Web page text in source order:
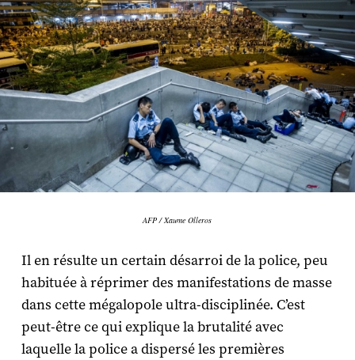
AFP / Xaume Olleros
Il en résulte un certain désarroi de la police, peu
habituée à réprimer des manifestations de masse
dans cette mégalopole ultra-disciplinée. C’est
peut-être ce qui explique la brutalité avec
laquelle la police a dispersé les premières